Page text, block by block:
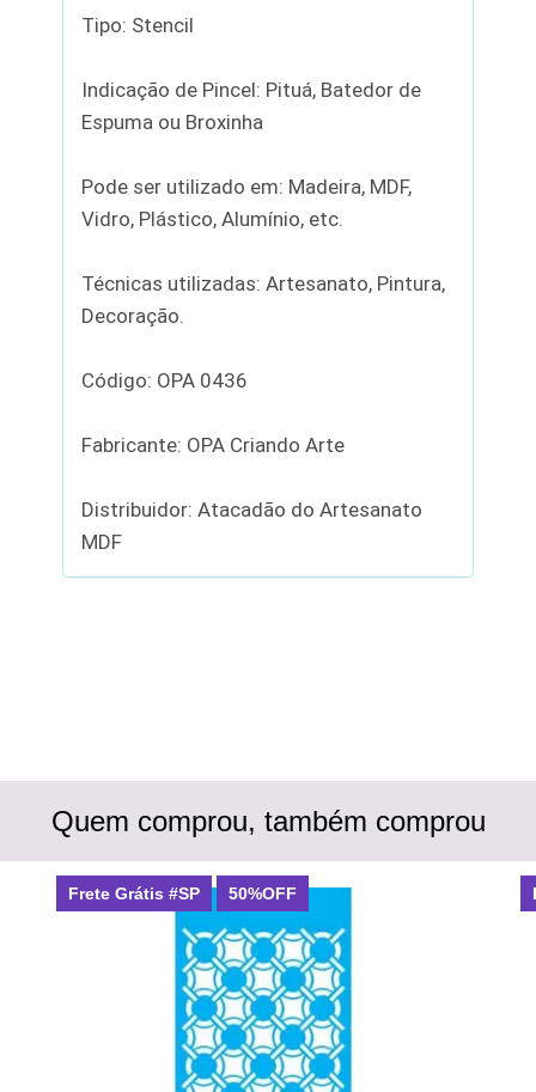
Tipo: Stencil
Indicação de Pincel: Pituá, Batedor de
Espuma ou Broxinha
Pode ser utilizado em: Madeira, MDF,
Vidro, Plástico, Alumínio, etc.
Técnicas utilizadas: Artesanato, Pintura,
Decoração.
Código: OPA 0436
Fabricante: OPA Criando Arte
Distribuidor: Atacadão do Artesanato
MDF
Quem comprou, também comprou
Frete Grátis #SP 50%OFF